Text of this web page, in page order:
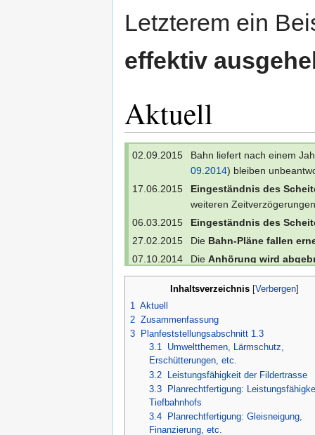
Letzterem ein
effektiv
Aktuell
02.09.2015
Bahn liefert nach einem
09.2014) bleiben
17.06.2015
Eingeständnis des
weiteren
06.03.2015
Eingeständnis des
27.02.2015
Die Bahn-Pläne fallen
07.10.2014
Die Anhörung wird
2015), die Bahn soll
29.09.2014
"Nachforderungskatalog" (
19.12.2013
Einwendung des BUND
Gesamtprojekts aufgrund (
Inhaltsverzeichnis [Verbergen]
1
Aktuell
2 Zusammenfassung
3
Planfeststellungsabschnitt 1.3
3.1
Umweltthemen, Lärmschutz,
Erschütterungen, etc.
3.2
Leistungsfähigkeit der Fildertrasse
3.3
Planrechtfertigung:
Tiefbahnhofs
3.4
Planrechtfertigung: Gleisneigung,
Finanzierung, etc.